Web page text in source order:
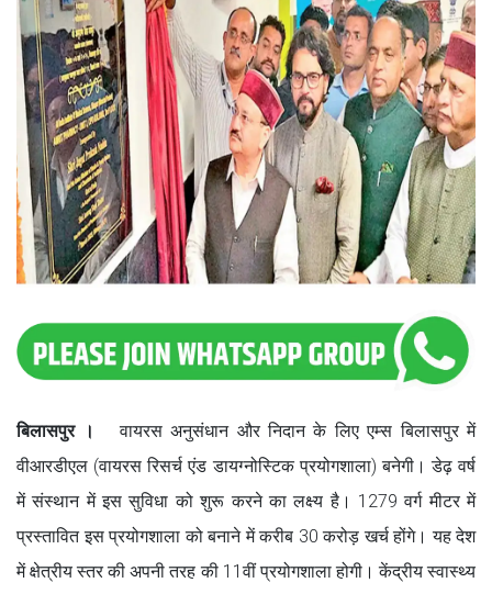
बिलासपुर ।
वायरस अनुसंधान और निदान के लिए एम्स बिलासपुर में
वीआरडीएल (वायरस रिसर्च एंड डायग्नोस्टिक प्रयोगशाला) बनेगी। डेढ़ वर्ष
में संस्थान में इस सुविधा को शुरू करने का लक्ष्य है। 1279 वर्ग मीटर में
प्रस्तावित इस प्रयोगशाला को बनाने में करीब 30 करोड़ खर्च होंगे। यह देश
में क्षेत्रीय स्तर की अपनी तरह की 11वीं प्रयोगशाला होगी। केंद्रीय स्वास्थ्य